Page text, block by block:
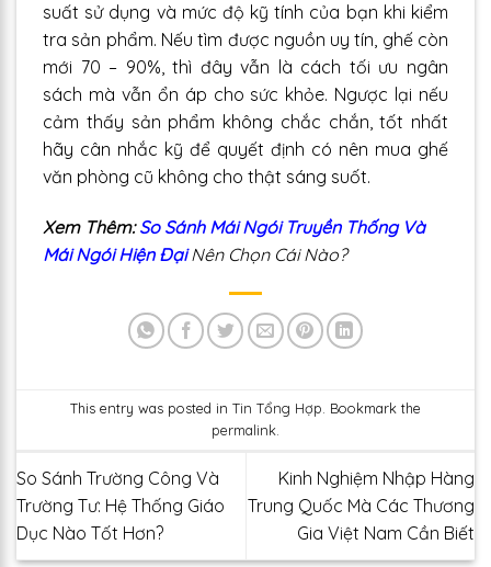
suất sử dụng và mức độ kỹ tính của bạn khi kiểm
tra sản phẩm. Nếu tìm được nguồn uy tín, ghế còn
mới 70 – 90%, thì đây vẫn là cách tối ưu ngân
sách mà vẫn ổn áp cho sức khỏe. Ngược lại nếu
cảm thấy sản phẩm không chắc chắn, tốt nhất
hãy cân nhắc kỹ để quyết định có nên mua ghế
văn phòng cũ không cho thật sáng suốt.
Xem Thêm:So Sánh Mái Ngói Truyền Thống Và
Mái Ngói Hiện Đại Nên Chọn Cái Nào?
This entry was posted in Tin Tổng Hợp. Bookmark the
permalink.
So Sánh Trường Công Và
Trường Tư: Hệ Thống Giáo
Dục Nào Tốt Hơn?
Kinh Nghiệm Nhập Hàng
Trung Quốc Mà Các Thương
Gia Việt Nam Cần Biết